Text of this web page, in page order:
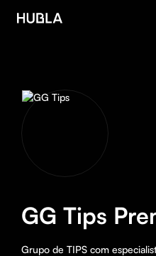
GG Tips
Grupo de TIPS com